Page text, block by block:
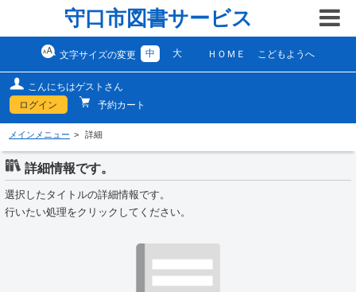
守口市図書サービス
文字サイズの変更 中 大 ＨＯＭＥ こどもようへ
こんにちはゲストさん
ログイン
予約カート
メインメニュー 詳細
詳細情報です。
選択したタイトルの詳細情報です。
行いたい処理をクリックしてください。